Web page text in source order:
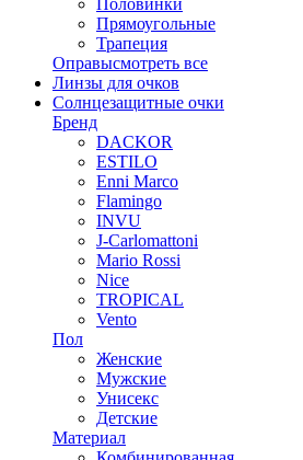
Прямоугольные
Трапеция
Оправысмотреть все
Линзы для очков
Солнцезащитные очки
Бренд
DACKOR
ESTILO
Enni Marco
Flamingo
INVU
J-Carlomattoni
Mario Rossi
Nice
TROPICAL
Vento
Пол
Женские
Мужские
Унисекс
Детские
Материал